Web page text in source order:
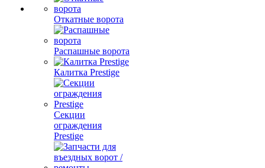
Откатные ворота
Распашные ворота
Калитка Prestige
Секции
ограждения
Prestige